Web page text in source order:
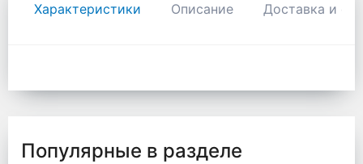
Характеристики Описание Доставка и
Популярные в разделе